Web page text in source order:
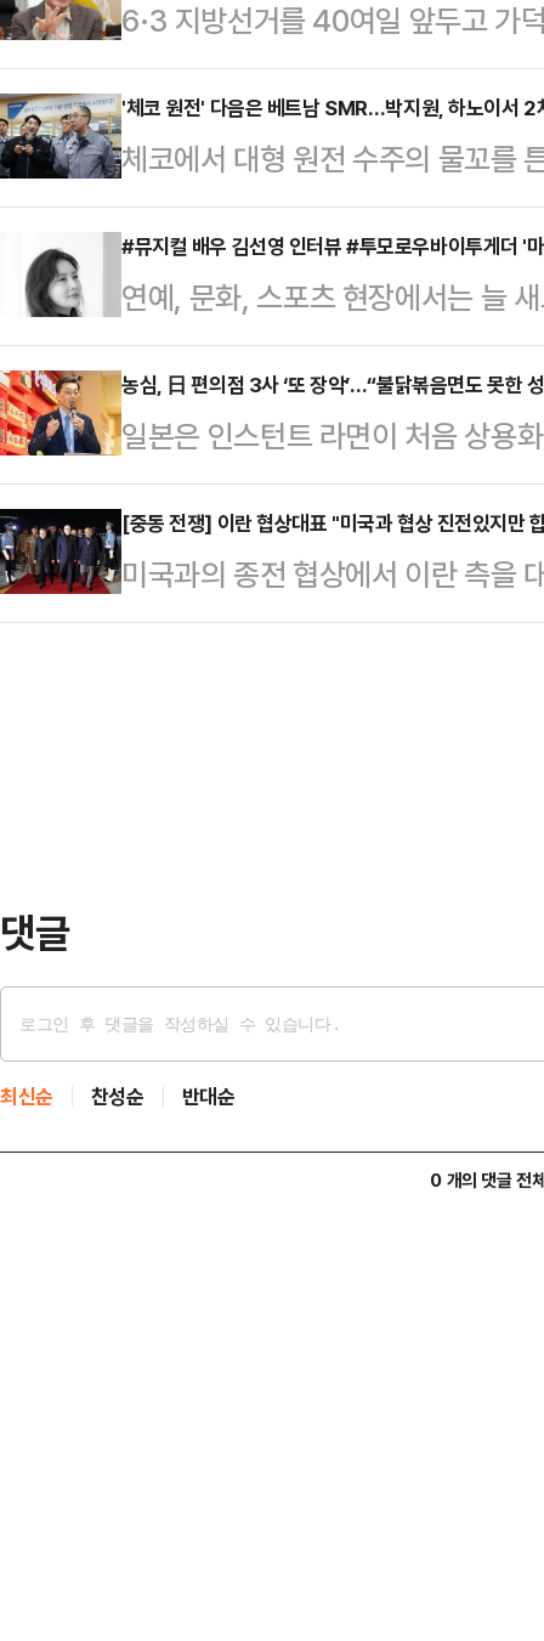
6·3 지방선거를 40여일 앞두고 가
산시장 후보 간 공방이 격화되고 있
일 자신의 페이스북을 통해 전재수
관련 발언을 '명백한 허위사실 공표
전재수 후보가 최근 언론 인터뷰에
2035년으로 연기됐다"고 주장한
시 2035년으로 설정됐던 개항 시
식으로 변경해 2…
'체코 원전' 다음은 베트남 SMR…박지원, 하노이서 2
체코에서 대형 원전 수주의 물꼬를
는 베트남에서 소형모듈원전
방문 기간 중 팀 코리아의 핵심 주
를 동남아 SMR 시장으로 확장할
장이 이번 베트남 경제사절단에 합
정책 변화다.베트남 국회는 지난해
과시키며 원자력 발전 재도입을 공
조건에 적…
#뮤지컬 배우 김선영 인터뷰 #투모로우바이투게더 '
연예, 문화, 스포츠 현장에서는 늘
<주간 사진관>은 일주일 동안 현장
히 주목받은 사진을 한 번에 독자
>연기 경력 28년, 베테랑 뮤지컬
그룹 투모로우바이투게더가 그룹
운 시작을 알렸다. 2025-2026 v리
했다 <베테랑>배우 김선영이 16일
농심, 日 편의점 3사 ‘또 장악’…“불닭볶음면도 못한
일본은 인스턴트 라면이 처음 상용
상품화된 이후, 일본 편의점은 세계
았다. 일본을 찾는 관광객들의 식도
꼽힌다.그렇다면 라면의 종주국 일
의점만 놓고 봐도 매주 신제품이
[중동 전쟁] 이란 협상대표 "미국과 협상 진전있지만
미국과의 종전 협상에서 이란 측을
의장이 그간 협상에서 일부 진전이
댓글
최신순 찬성순 반대순
0 개의 댓글 전